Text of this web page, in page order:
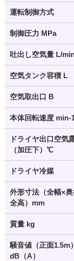
運転制御方式
制御圧力 MPa
吐出し空気量 L/
空気タンク容積 L
空気取出口 B
本体回転速度 min-
ドライヤ出口空気
（加圧下）℃
ドライヤ冷媒
外形寸法（全幅×
全高）mm
質量 kg
騒音値（正面1.5m）
dB（A）